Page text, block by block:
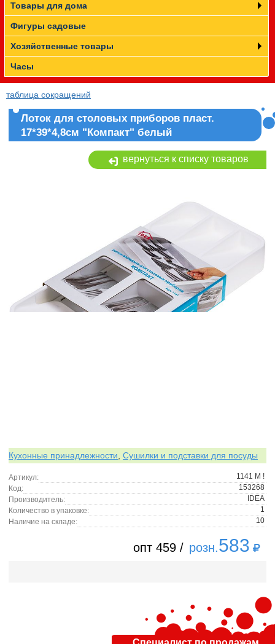
Товары для дома
Фигуры садовые
Хозяйственные товары
Часы
таблица сокращений
Лоток для столовых приборов пласт.
17*39*4,8см "Компакт" белый
вернуться к списку товаров
Кухонные принадлежности Сушилки и подставки для посуды
Артикул:
1141 М !
Код:
153268
Производитель:
IDEA
Количество в упаковке:
1
Наличие на складе:
10
опт 459 / розн.583